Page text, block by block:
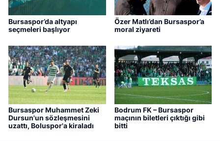
Bursaspor’da altyapı
seçmeleri başlıyor
Özer Matlı’dan Bursaspor’a
moral ziyareti
Bursaspor Muhammet Zeki
Dursun'un sözleşmesini
uzattı, Boluspor'a kiraladı
Bodrum FK – Bursaspor
maçının biletleri çıktığı gibi
bitti